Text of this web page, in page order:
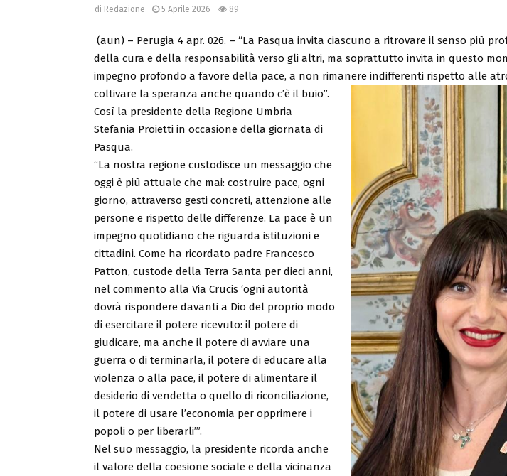
di Redazione 5 Aprile 2026 89
(aun) – Perugia 4 apr. 026. – “La Pasqua invita ciascuno a ritrovare il senso più
della cura e della responsabilità verso gli altri, ma soprattutto invita in questo
impegno profondo a favore della pace, a non rimanere indifferenti rispetto alle
coltivare la speranza anche quando c’è il buio”.
Così la presidente della Regione Umbria
Stefania Proietti in occasione della giornata di
Pasqua.
“La nostra regione custodisce un messaggio che
oggi è più attuale che mai: costruire pace, ogni
giorno, attraverso gesti concreti, attenzione alle
persone e rispetto delle differenze. La pace è un
impegno quotidiano che riguarda istituzioni e
cittadini. Come ha ricordato padre Francesco
Patton, custode della Terra Santa per dieci anni,
nel commento alla Via Crucis ‘ogni autorità
dovrà rispondere davanti a Dio del proprio modo
di esercitare il potere ricevuto: il potere di
giudicare, ma anche il potere di avviare una
guerra o di terminarla, il potere di educare alla
violenza o alla pace, il potere di alimentare il
desiderio di vendetta o quello di riconciliazione,
il potere di usare l’economia per opprimere i
popoli o per liberarli’”.
Nel suo messaggio, la presidente ricorda anche
il valore della coesione sociale e della vicinanza